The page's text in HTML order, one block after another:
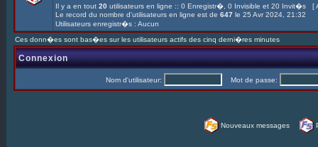
Il y a en tout 20 utilisateurs en ligne :: 0 Enregistr�, 0 Invisible et 20 Invit�s [
Le record du nombre d'utilisateurs en ligne est de 647 le 25 Avr 2024, 21:32
Utilisateurs enregistr�s : Aucun
Ces donn�es sont bas�es sur les utilisateurs actifs des cinq derni�res minutes
Connexion
Nom d'utilisateur: Mot de passe:
Nouveaux messages